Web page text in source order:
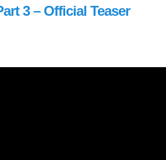
3 – Official Teaser